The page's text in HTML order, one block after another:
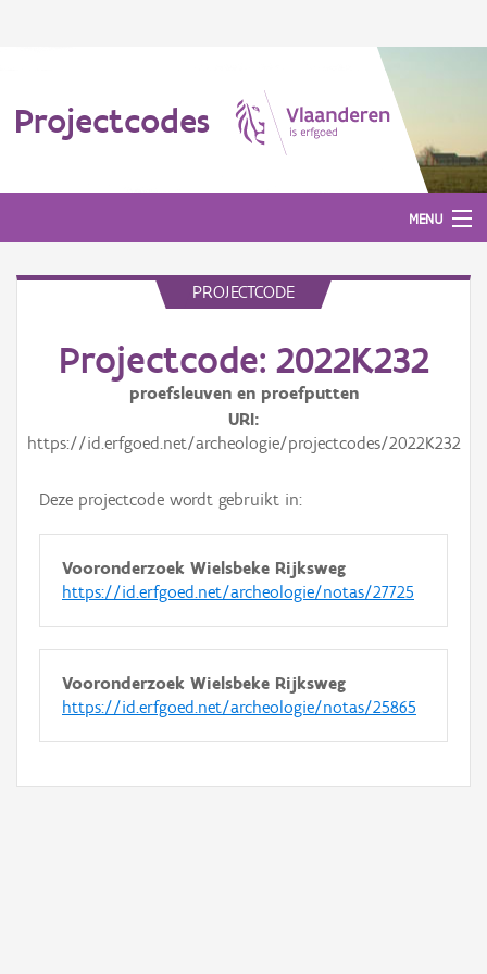
Projectcodes
MENU
PROJECTCODE
Projectcode: 2022K232
proefsleuven en proefputten
URI
https://id.erfgoed.net/archeologie/projectcodes/2022K232
Deze projectcode wordt gebruikt in:
Vooronderzoek Wielsbeke Rijksweg
https://id.erfgoed.net/archeologie/notas/27725
Vooronderzoek Wielsbeke Rijksweg
https://id.erfgoed.net/archeologie/notas/25865